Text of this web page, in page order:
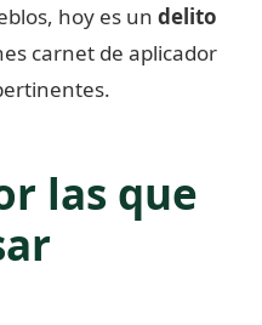
hoy es un delito
carnet de aplicador
las que